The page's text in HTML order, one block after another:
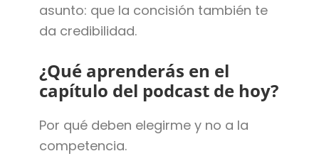
asunto: que la concisión también te
da credibilidad.
¿Qué aprenderás en el
capítulo del podcast de hoy?
Por qué deben elegirme y no a la
competencia.